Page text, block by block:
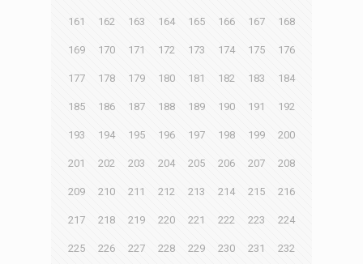
161 162 163 164 165 166 167 168
169 170 171 172 173 174 175 176
177 178 179 180 181 182 183 184
185 186 187 188 189 190 191 192
193 194 195 196 197 198 199 200
201 202 203 204 205 206 207 208
209 210 211 212 213 214 215 216
217 218 219 220 221 222 223 224
225 226 227 228 229 230 231 232